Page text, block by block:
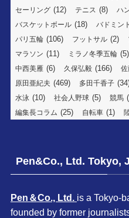
セーリング (12) テニス (8) ハ
バスケットボール (18) バドミン
パリ五輪 (106) フットサル (2)
マラソン (11) ミラノ冬季五輪 (5)
中西美雁 (6) 久保弘毅 (166)
原田亜紀夫 (469) 多田千香子
水泳 (10) 社会人野球 (5) 競馬
編集長コラム (25) 自転車 (1)
Pen&Co., Ltd. Tokyo,
Pen＆Co., Ltd. is a Tokyo-
founded by former